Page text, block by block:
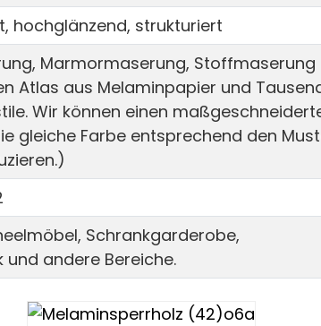
hochglänzend, strukturiert
Marmormaserung, Stoffmaserung
Atlas aus Melaminpapier und
Wir können einen
gleiche Farbe entsprechend den
Schrankgarderobe,
andere Bereiche.